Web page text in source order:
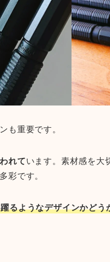
も重要です。
れています。素材感を大
彩です。
るようなデザインかどう